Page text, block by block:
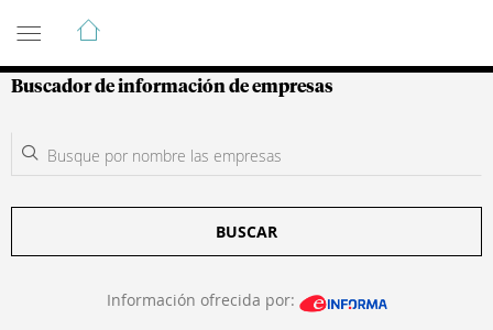
Guía de Empresas Colombianas
Buscador de información de empresas
BUSCAR
Información ofrecida por: